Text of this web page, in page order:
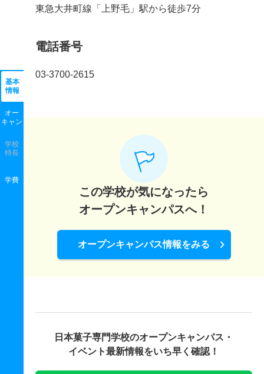
基本
情報
オー
キャン
学校
特長
学費
東急大井町線「上野毛」駅から徒歩7分
電話番号
03-3700-2615
この学校が気になったら
オープンキャンパスへ！
オープンキャンパス情報をみる
日本菓子専門学校のオープンキャンパス・
イベント最新情報をいち早く確認！